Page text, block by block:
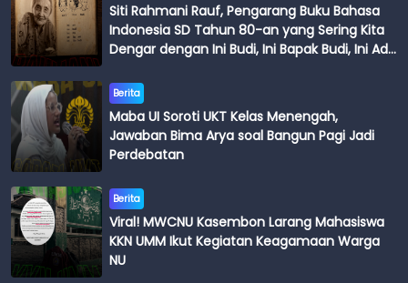
Siti Rahmani Rauf, Pengarang Buku Bahasa
Indonesia SD Tahun 80-an yang Sering Kita
Dengar dengan Ini Budi, Ini Bapak Budi, Ini Adik
Berita
Maba UI Soroti UKT Kelas Menengah,
Jawaban Bima Arya soal Bangun Pagi Jadi
Perdebatan
Berita
Viral! MWCNU Kasembon Larang Mahasiswa
KKN UMM Ikut Kegiatan Keagamaan Warga
NU